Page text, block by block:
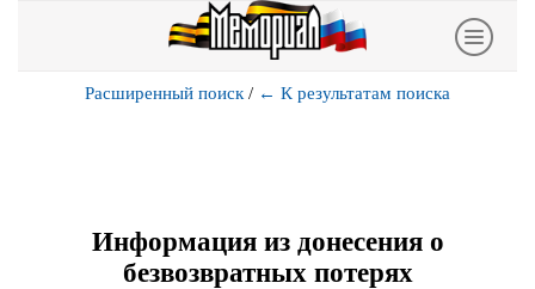
Расширенный поиск / ← К результатам поиска
Информация из донесения о
безвозвратных потерях